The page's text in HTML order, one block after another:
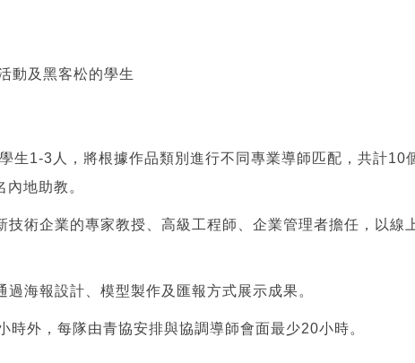
動及黑客松的學生
生1-3人，將根據作品類別進行不同專業導師匹配，共計10
地助教。
術企業的專家教授、高級工程師、企業管理者擔任，以線
海報設計、模型製作及匯報方式展示成果。
外，每隊由青協安排與協調導師會面最少20小時。